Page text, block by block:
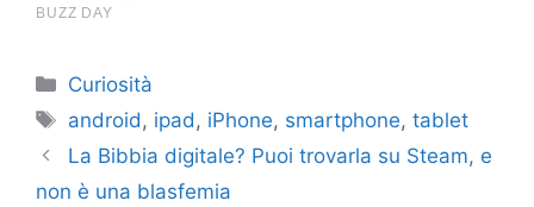
Categorie
Curiosità
Tag
android , ipad , iPhone, smartphone,tablet
La Bibbia digitale? Puoi trovarla su Steam, e
non è una blasfemia